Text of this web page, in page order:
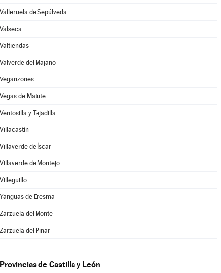
Valleruela de Sepúlveda
Valseca
Valtiendas
Valverde del Majano
Veganzones
Vegas de Matute
Ventosilla y Tejadilla
Villacastín
Villaverde de Íscar
Villaverde de Montejo
Villeguillo
Yanguas de Eresma
Zarzuela del Monte
Zarzuela del Pinar
Provincias de Castilla y León